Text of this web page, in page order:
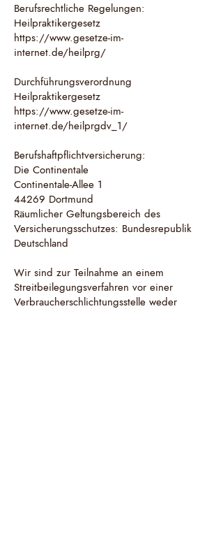
Berufsrechtliche Regelungen:
Heilpraktikergesetz
https://www.gesetze-im-
internet.de/heilprg/
Durchführungsverordnung
Heilpraktikergesetz
https://www.gesetze-im-
internet.de/heilprgdv_1/
Berufshaftpflichtversicherung:
Die Continentale
Continentale-Allee 1
44269 Dortmund
Räumlicher Geltungsbereich des
Versicherungsschutzes: Bundesrepublik
Deutschland
Wir sind zur Teilnahme an einem
Streitbeilegungsverfahren vor einer
Verbraucherschlichtungsstelle weder